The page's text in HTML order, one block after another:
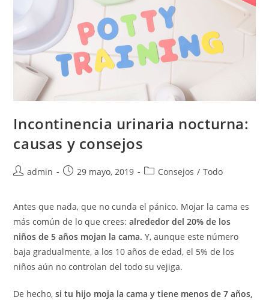
Incontinencia urinaria nocturna:
causas y consejos
admin 29 mayo, 2019 Consejos / Todo
Antes que nada, que no cunda el pánico. Mojar la cama es
más común de lo que crees:alrededor del 20% de los
niños de 5 años mojan la cama. Y, aunque este número
baja gradualmente, a los 10 años de edad, el 5% de los
niños aún no controlan del todo su vejiga.
De hecho,si tu hijo moja la cama y tiene menos de 7 años,